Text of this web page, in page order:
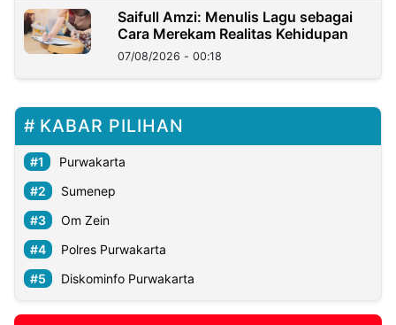
Saifull Amzi: Menulis Lagu sebagai
Cara Merekam Realitas Kehidupan
07/08/2026 - 00:18
KABAR PILIHAN
Purwakarta
Sumenep
Om Zein
Polres Purwakarta
Diskominfo Purwakarta